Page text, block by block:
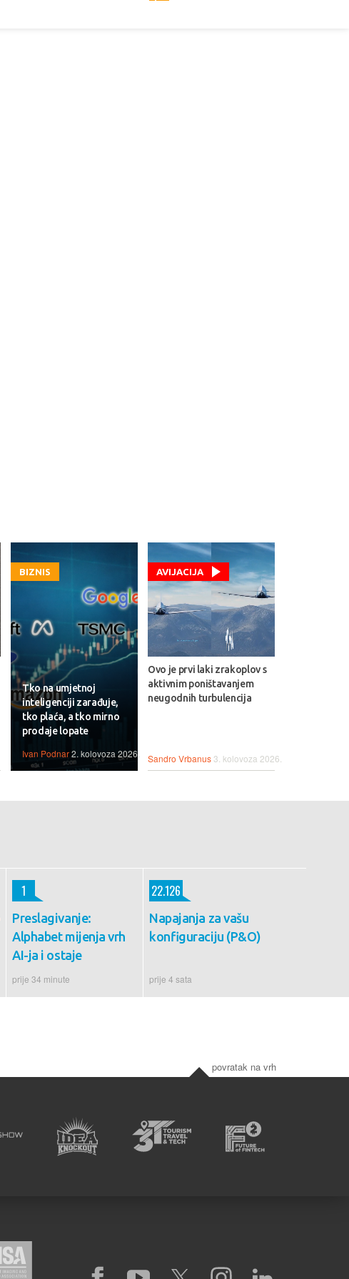
BIZNIS
Tko na umjetnoj
inteligenciji zarađuje,
tko plaća, a tko mirno
prodaje lopate
Ivan Podnar2. kolovoza 2026.
AVIJACIJA
Ovo je prvi laki zrakoplov s
aktivnim poništavanjem
neugodnih turbulencija
Sandro Vrbanus 3. kolovoza 2026.
Preslagivanje:
Alphabet mijenja vrh
AI-ja i ostaje
prije 34 minute
1
Napajanja za vašu
konfiguraciju (P&O)
prije 4 sata
22.126
povratak na vrh